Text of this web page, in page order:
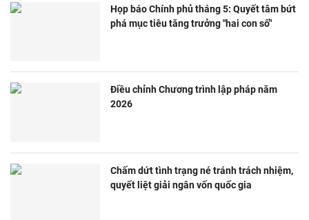
Họp báo Chính phủ tháng 5: Quyết tâm bứt
phá mục tiêu tăng trưởng "hai con số"
Điều chỉnh Chương trình lập pháp năm
2026
Chấm dứt tình trạng né tránh trách nhiệm,
quyết liệt giải ngân vốn quốc gia